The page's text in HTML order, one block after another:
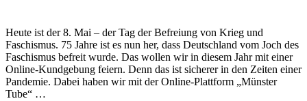
Heute ist der 8. Mai – der Tag der Befreiung von Krieg und
Faschismus. 75 Jahre ist es nun her, dass Deutschland vom Joch des
Faschismus befreit wurde. Das wollen wir in diesem Jahr mit einer
Online-Kundgebung feiern. Denn das ist sicherer in den Zeiten einer
Pandemie. Dabei haben wir mit der Online-Plattform „Münster
Tube“ …